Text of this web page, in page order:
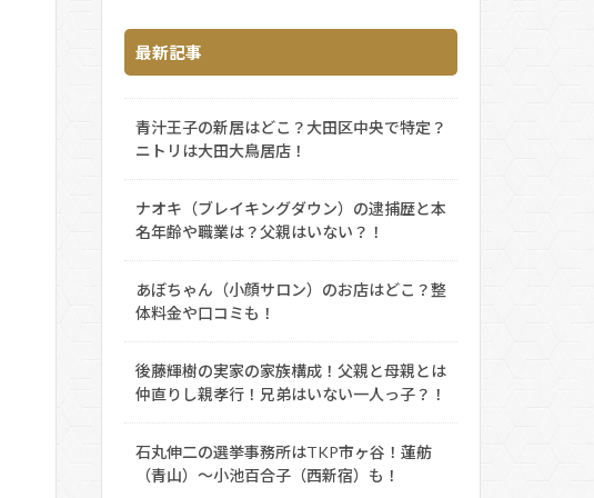
最新記事
青汁王子の新居はどこ？大田区中央で特定？
ニトリは大田大鳥居店！
ナオキ（ブレイキングダウン）の逮捕歴と本
名年齢や職業は？父親はいない？！
あぼちゃん（小顔サロン）のお店はどこ？整
体料金や口コミも！
後藤輝樹の実家の家族構成！父親と母親とは
仲直りし親孝行！兄弟はいない一人っ子？！
石丸伸二の選挙事務所はTKP市ヶ谷！蓮舫
（青山）～小池百合子（西新宿）も！